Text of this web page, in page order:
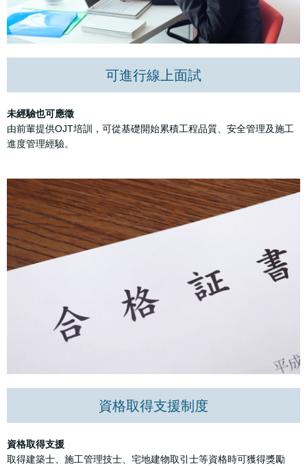
可進行線上面試
未經驗也可應徵
由前輩提供OJT培訓，可從基礎開始累積工程品質、安全管理及施工
進度管理經驗。
資格取得支援制度
資格取得支援
取得建築士、施工管理技士、宅地建物取引士等資格時可獲得獎勵